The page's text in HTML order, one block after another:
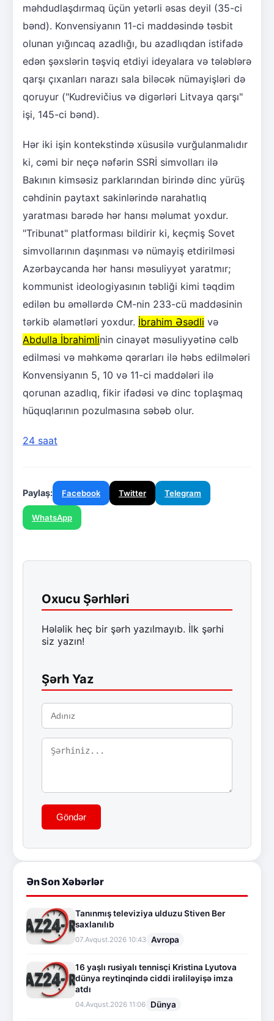
məhdudlaşdırmaq üçün yetərli əsas deyil (35-ci
bənd). Konvensiyanın 11-ci maddəsində təsbit
olunan yığıncaq azadlığı, bu azadlıqdan istifadə
edən şəxslərin təşviq etdiyi ideyalara və tələblərə
qarşı çıxanları narazı sala biləcək nümayişləri də
qoruyur ("Kudrevičius və digərləri Litvaya qarşı"
işi, 145-ci bənd).
Hər iki işin kontekstində xüsusilə vurğulanmalıdır
ki, cəmi bir neçə nəfərin SSRİ simvolları ilə
Bakının kimsəsiz parklarından birində dinc yürüş
cəhdinin paytaxt sakinlərində narahatlıq
yaratması barədə hər hansı məlumat yoxdur.
"Tribunat" platforması bildirir ki, keçmiş Sovet
simvollarının daşınması və nümayiş etdirilməsi
Azərbaycanda hər hansı məsuliyyət yaratmır;
kommunist ideologiyasının təbliği kimi təqdim
edilən bu əməllərdə CM-nin 233-cü maddəsinin
tərkib əlamətləri yoxdur. İbrahim Əsədli və
Abdulla İbrahimlinin cinayət məsuliyyətinə cəlb
edilməsi və məhkəmə qərarları ilə həbs edilmələri
Konvensiyanın 5, 10 və 11-ci maddələri ilə
qorunan azadlıq, fikir ifadəsi və dinc toplaşmaq
hüquqlarının pozulmasına səbəb olur.
24 saat
Paylaş: Facebook Twitter Telegram
WhatsApp
Oxucu Şərhləri
Hələlik heç bir şərh yazılmayıb. İlk şərhi
siz yazın!
Şərh Yaz
Göndər
Ən Son Xəbərlər
Tanınmış televiziya ulduzu Stiven Ber
saxlanılıb
07.Avqust.2026 10:43 Avropa
16 yaşlı rusiyalı tennisçi Kristina Lyutova
dünya reytinqində ciddi irəliləyişə imza
atdı
04.Avqust.2026 11:06 Dünya